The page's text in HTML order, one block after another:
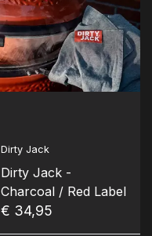
Dirty Jack
Dirty Jack -
Charcoal / Red Label
€ 34,95